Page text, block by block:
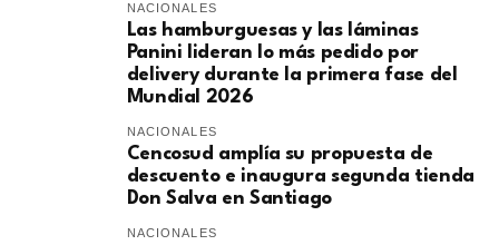
NACIONALES
Las hamburguesas y las láminas
Panini lideran lo más pedido por
delivery durante la primera fase del
Mundial 2026
NACIONALES
Cencosud amplía su propuesta de
descuento e inaugura segunda tienda
Don Salva en Santiago
NACIONALES